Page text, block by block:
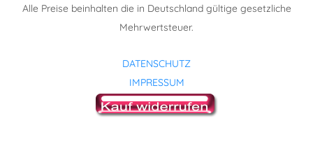
Alle Preise beinhalten die in Deutschland gültige gesetzliche
Mehrwertsteuer.
DATENSCHUTZ
IMPRESSUM